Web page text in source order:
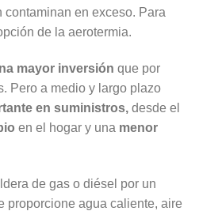
en exceso. Para
de la aerotermia.
mayor inversión que por
Pero a medio y largo plazo
en suministros, desde el
en el hogar y una menor
de gas o diésel por un
proporcione agua caliente, aire